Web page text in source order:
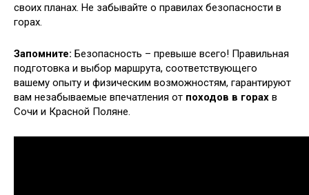
своих планах. Не забывайте о правилах безопасности в
горах.
Запомните: Безопасность – превыше всего! Правильная
подготовка и выбор маршрута, соответствующего
вашему опыту и физическим возможностям, гарантируют
вам незабываемые впечатления от походов в горах в
Сочи и Красной Поляне.